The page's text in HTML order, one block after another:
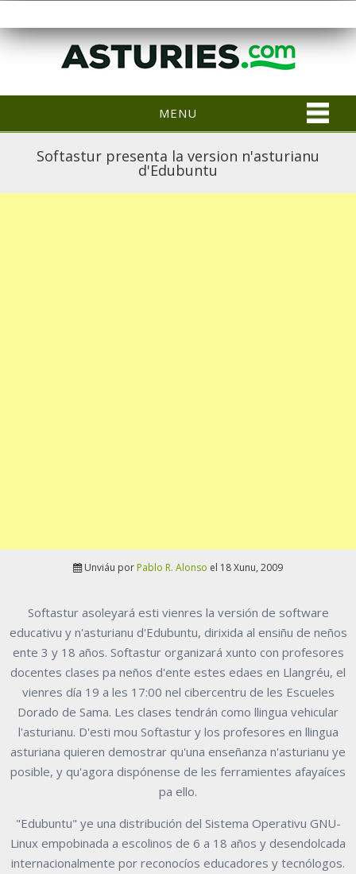
MENU
Softastur presenta la version n'asturianu
d'Edubuntu
Unviáu por Pablo R. Alonso el 18 Xunu, 2009
Softastur asoleyará esti vienres la versión de software
educativu y n'asturianu d'Edubuntu, dirixida al ensiñu de neños
ente 3 y 18 años. Softastur organizará xunto con profesores
docentes clases pa neños d'ente estes edaes en Llangréu, el
vienres día 19 a les 17:00 nel cibercentru de les Escueles
Dorado de Sama. Les clases tendrán como llingua vehicular
l'asturianu. D'esti mou Softastur y los profesores en llingua
asturiana quieren demostrar qu'una enseñanza n'asturianu ye
posible, y qu'agora dispónense de les ferramientes afayaíces
pa ello.
"Edubuntu" ye una distribución del Sistema Operativu GNU-
Linux empobinada a escolinos de 6 a 18 años y desendolcada
internacionalmente por reconocíos educadores y tecnólogos.